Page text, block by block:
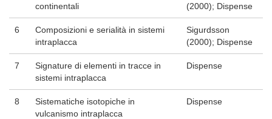
continentali
(2000); Dispense
6
Composizioni e serialità in sistemi
intraplacca
Sigurdsson
(2000); Dispense
7
Signature di elementi in tracce in
sistemi intraplacca
Dispense
8
Sistematiche isotopiche in
vulcanismo intraplacca
Dispense